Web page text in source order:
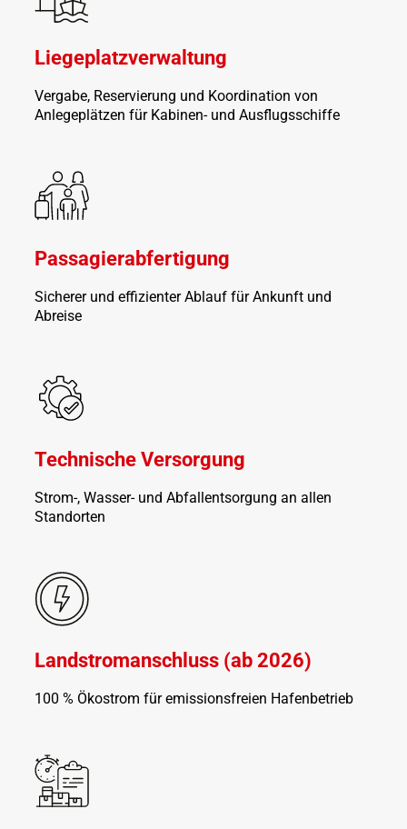
Liegeplatzverwaltung
Vergabe, Reservierung und Koordination von
Anlegeplätzen für Kabinen- und Ausflugsschiffe
Passagierabfertigung
Sicherer und effizienter Ablauf für Ankunft und
Abreise
Technische Versorgung
Strom-, Wasser- und Abfallentsorgung an allen
Standorten
Landstromanschluss (ab 2026)
100 % Ökostrom für emissionsfreien Hafenbetrieb